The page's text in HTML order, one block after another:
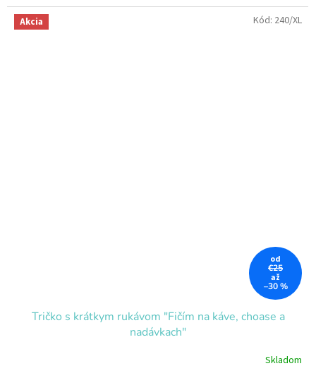
Akcia
od
€25
až
–30 %
Tričko s krátkym rukávom "Fičím na káve, choase a
nadávkach"
Skladom
Kód: 240/XL